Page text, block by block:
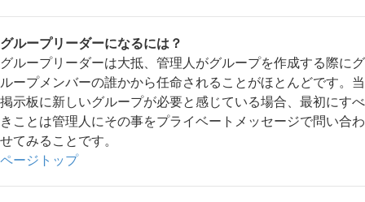
グループリーダーになるには？
グループリーダーは大抵、管理人がグループを作成する際にグ
ループメンバーの誰かから任命されることがほとんどです。当
掲示板に新しいグループが必要と感じている場合、最初にすべ
きことは管理人にその事をプライベートメッセージで問い合わ
せてみることです。
ページトップ